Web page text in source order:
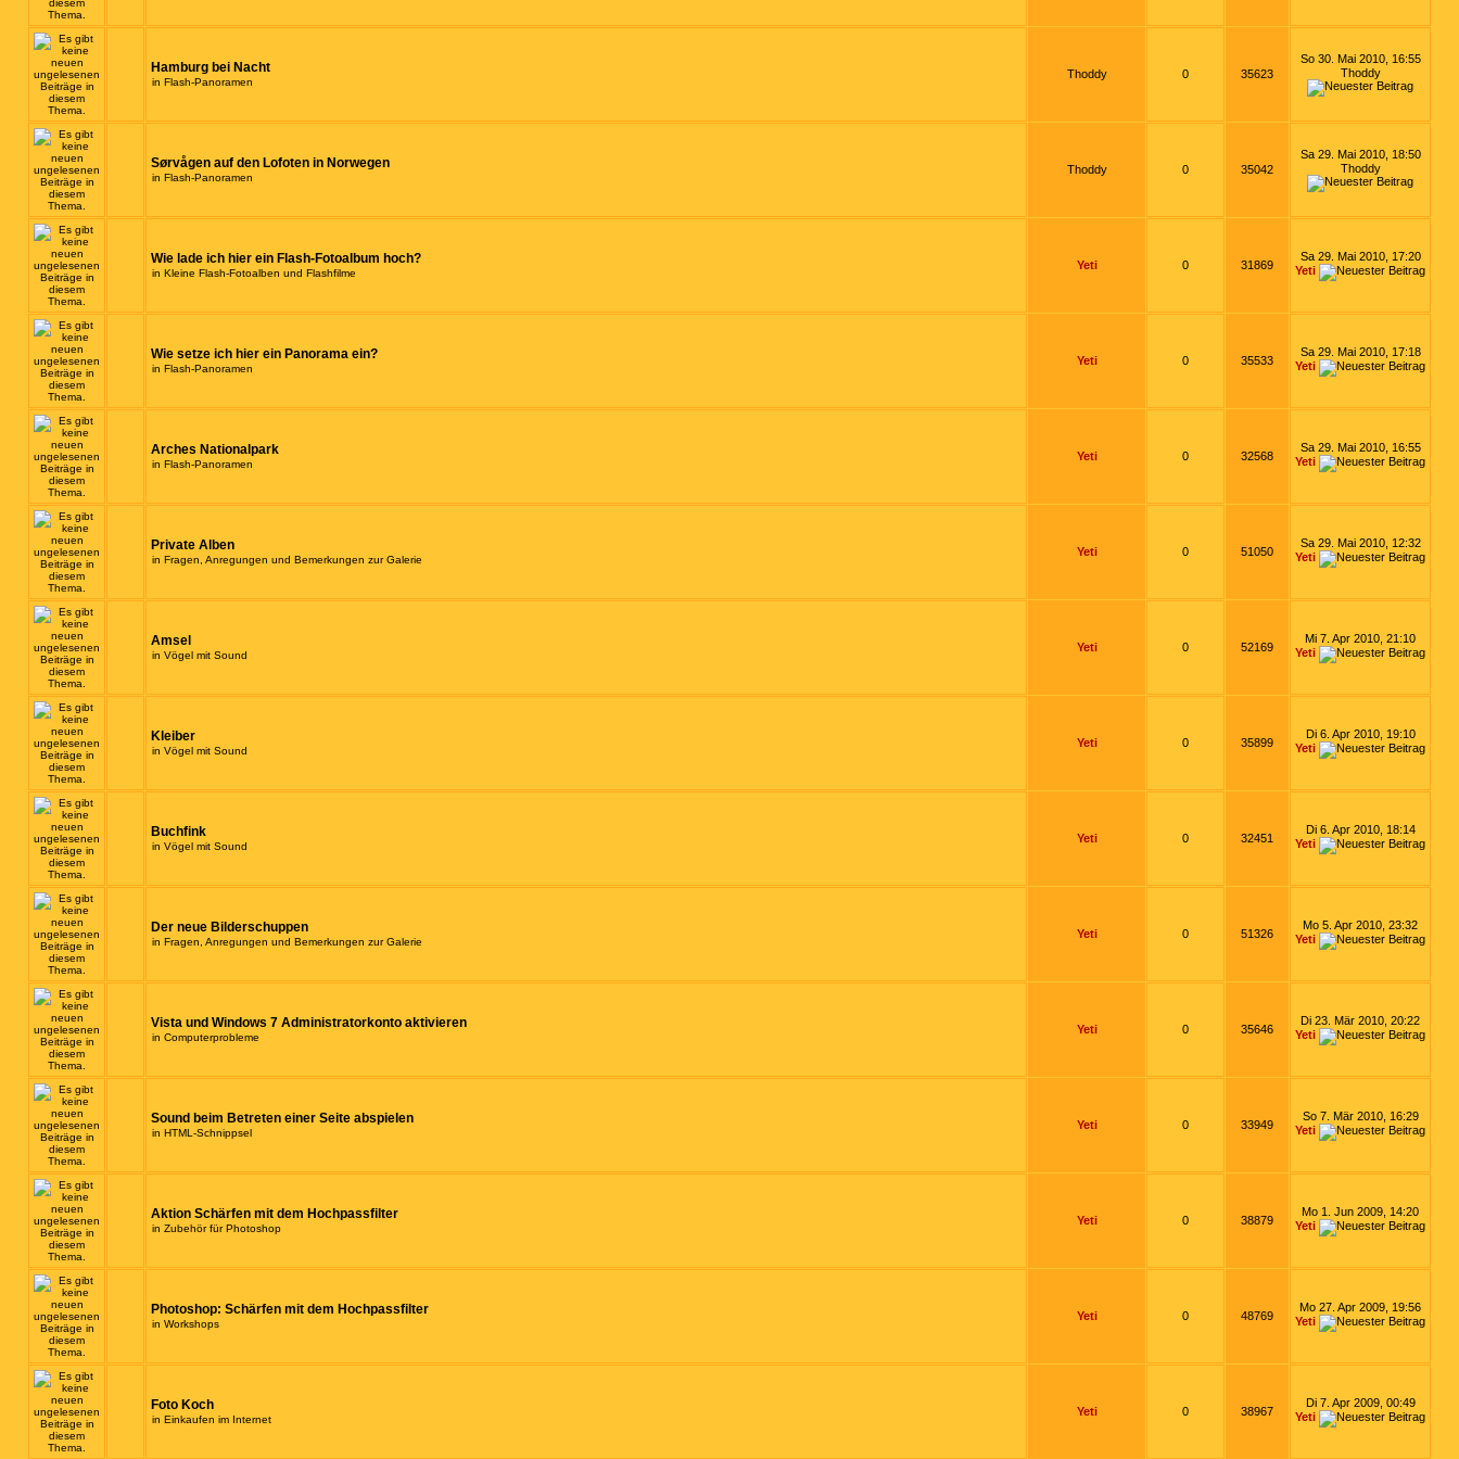
Hamburg bei Nacht
in Flash-Panoramen
Thoddy 0 35623
So 30. Mai 2010, 16:55
Thoddy
Sørvågen auf den Lofoten in Norwegen
in Flash-Panoramen
Thoddy 0 35042
Sa 29. Mai 2010, 18:50
Thoddy
Wie lade ich hier ein Flash-Fotoalbum hoch?
in Kleine Flash-Fotoalben und Flashfilme
Yeti 0 31869
Sa 29. Mai 2010, 17:20
Yeti
Wie setze ich hier ein Panorama ein?
in Flash-Panoramen
Yeti 0 35533
Sa 29. Mai 2010, 17:18
Yeti
Arches Nationalpark
in Flash-Panoramen
Yeti 0 32568
Sa 29. Mai 2010, 16:55
Yeti
Private Alben
in Fragen, Anregungen und Bemerkungen zur Galerie
Yeti 0 51050
Sa 29. Mai 2010, 12:32
Yeti
Amsel
in Vögel mit Sound
Yeti 0 52169
Mi 7. Apr 2010, 21:10
Yeti
Kleiber
in Vögel mit Sound
Yeti 0 35899
Di 6. Apr 2010, 19:10
Yeti
Buchfink
in Vögel mit Sound
Yeti 0 32451
Di 6. Apr 2010, 18:14
Yeti
Der neue Bilderschuppen
in Fragen, Anregungen und Bemerkungen zur Galerie
Yeti 0 51326
Mo 5. Apr 2010, 23:32
Yeti
Vista und Windows 7 Administratorkonto aktivieren
in Computerprobleme
Yeti 0 35646
Di 23. Mär 2010, 20:22
Yeti
Sound beim Betreten einer Seite abspielen
in HTML-Schnippsel
Yeti 0 33949
So 7. Mär 2010, 16:29
Yeti
Aktion Schärfen mit dem Hochpassfilter
in Zubehör für Photoshop
Yeti 0 38879
Mo 1. Jun 2009, 14:20
Yeti
Photoshop: Schärfen mit dem Hochpassfilter
in Workshops
Yeti 0 48769
Mo 27. Apr 2009, 19:56
Yeti
Foto Koch
in Einkaufen im Internet
Yeti 0 38967
Di 7. Apr 2009, 00:49
Yeti